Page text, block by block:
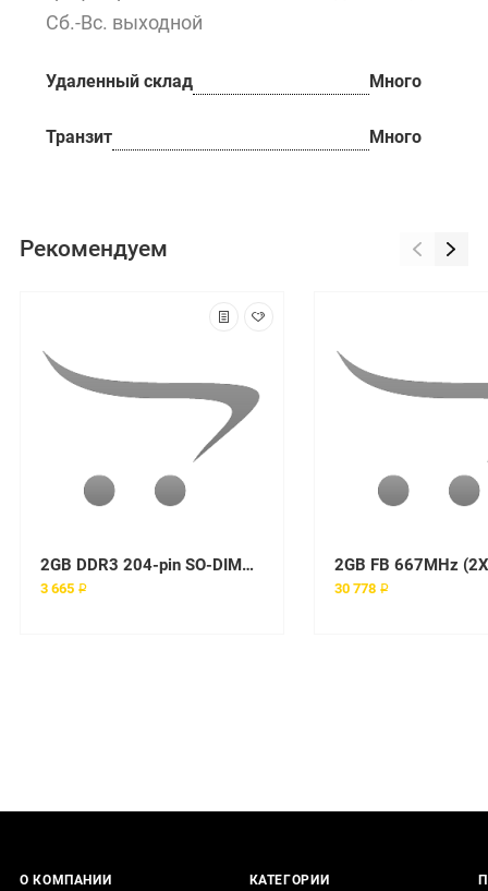
Сб.-Вс. выходной
Удаленный склад Много
Транзит Много
Рекомендуем
2GB DDR3 204-pin SO-DIMM 1333МГц
3 665 ₽ 30 778 ₽
О КОМПАНИИ КАТЕГОРИИ